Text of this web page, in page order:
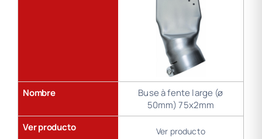
Nombre
Buse à fente large (ø
50mm) 75x2mm
Ver producto
Ver producto